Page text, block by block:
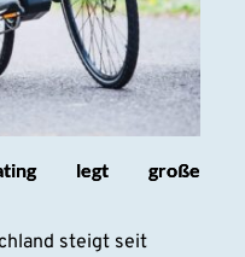
legt große
steigt seit